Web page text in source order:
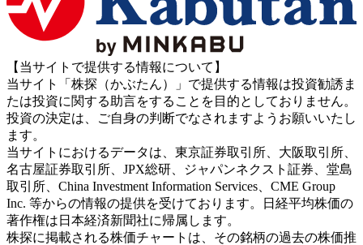
【当サイトで提供する情報について】
当サイト「株探（かぶたん）」で提供する情報は投資勧誘ま
たは投資に関する助言をすることを目的としておりません。
投資の決定は、ご自身の判断でなされますようお願いいたし
ます。
当サイトにおけるデータは、東京証券取引所、大阪取引所、
名古屋証券取引所、JPX総研、ジャパンネクスト証券、堂島
取引所、China Investment Information Services、CME Group
Inc. 等からの情報の提供を受けております。日経平均株価の
著作権は日本経済新聞社に帰属します。
株探に掲載される株価チャートは、その銘柄の過去の株価推